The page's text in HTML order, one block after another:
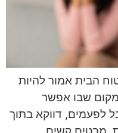
הבית אמור להיות
שבו אפשר
לפעמים, דווקא בתוך